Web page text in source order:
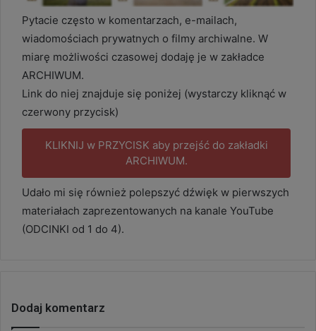
Pytacie często w komentarzach, e-mailach,
wiadomościach prywatnych o filmy archiwalne. W
miarę możliwości czasowej dodaję je w zakładce
ARCHIWUM.
Link do niej znajduje się poniżej (wystarczy kliknąć w
czerwony przycisk)
KLIKNIJ w PRZYCISK aby przejść do zakładki
ARCHIWUM.
Udało mi się również polepszyć dźwięk w pierwszych
materiałach zaprezentowanych na kanale YouTube
(ODCINKI od 1 do 4).
Dodaj komentarz